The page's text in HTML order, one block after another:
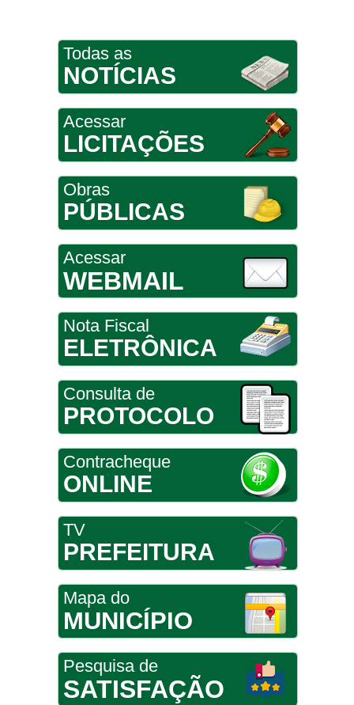
Todas as
NOTÍCIAS
Acessar
LICITAÇÕES
Obras
PÚBLICAS
Acessar
WEBMAIL
Nota Fiscal
ELETRÔNICA
Consulta de
PROTOCOLO
Contracheque
ONLINE
TV
PREFEITURA
Mapa do
MUNICÍPIO
Pesquisa de
SATISFAÇÃO